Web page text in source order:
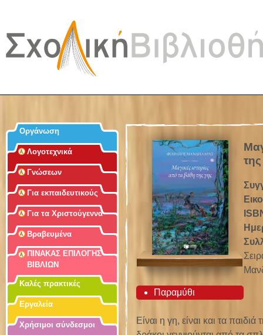
Παραμύθι
Είναι η γη, είναι και τα παιδιά
Οργάνωση
Λογοτεχνικά
Γνώσεων
Για εκπαιδευτικούς
Για τα Χριστούγεννα
Βραβευμένα
ΠΙΝΑΚΑΣ ΕΠΙΛΟΓΗΣ
ΒΙΒΛΙΩΝ
Καλές πρακτικές
Εργαλεία
Χρήσιμοι σύνδεσμοι